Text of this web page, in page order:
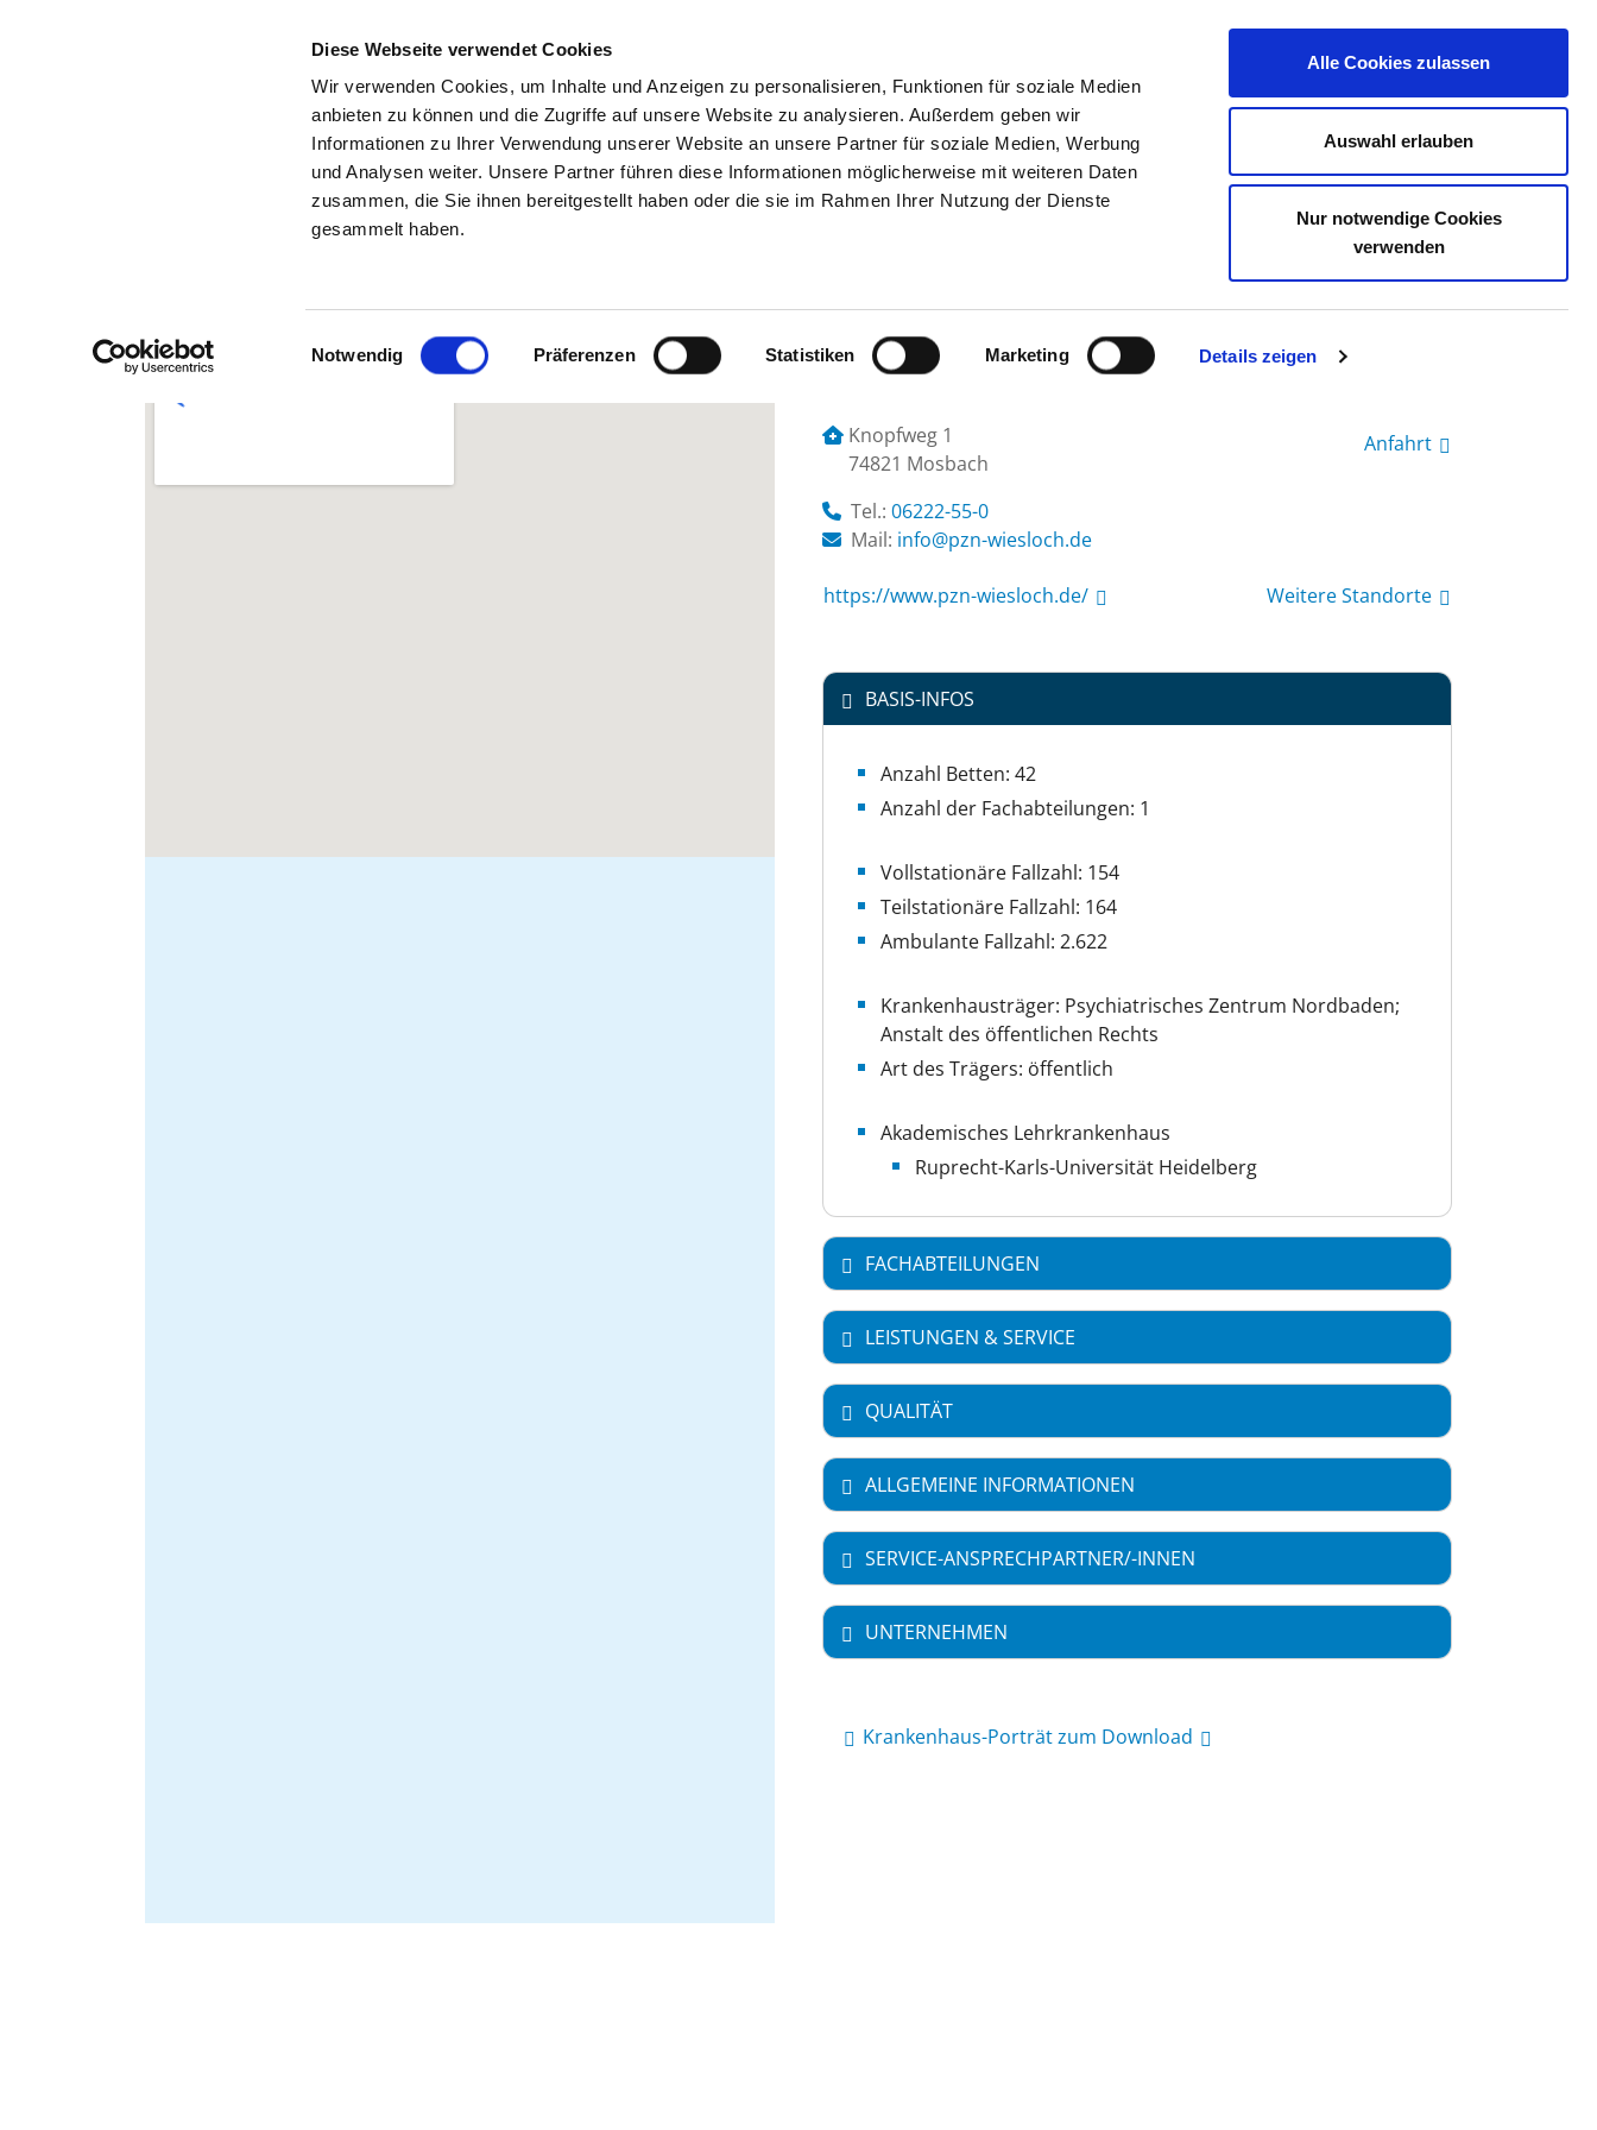
Diese Webseite verwendet Cookies
Wir verwenden Cookies, um Inhalte und Anzeigen zu personalisieren, Funktionen für soziale Medien
anbieten zu können und die Zugriffe auf unsere Website zu analysieren. Außerdem geben wir
Informationen zu Ihrer Verwendung unserer Website an unsere Partner für soziale Medien, Werbung
und Analysen weiter. Unsere Partner führen diese Informationen möglicherweise mit weiteren Daten
zusammen, die Sie ihnen bereitgestellt haben oder die sie im Rahmen Ihrer Nutzung der Dienste
gesammelt haben.
Einwilligungsauswahl
Notwendig Präferenzen Statistiken Marketing Details zeigen
Alle Cookies zulassen
Auswahl erlauben
Nur notwendige Cookies
verwenden
SUCHEN TIPPS & HILFE DAS DKV STELLENBÖRSE KONTAKT IHRE MEINUNG
Zurück zu den Suchergebnissen
ZENTRUM FÜR PSYCHISCHE GESUNDHEIT NECKAR-ODENWALD
Knopfweg 1
74821 Mosbach
Tel.: 06222-55-0
Mail: ed.hcolseiw-nzp@ofni
Anfahrt
https://www.pzn-wiesloch.de/ Weitere Standorte
BASIS-INFOS
Anzahl Betten: 42
Anzahl der Fachabteilungen: 1
Vollstationäre Fallzahl: 154
Teilstationäre Fallzahl: 164
Ambulante Fallzahl: 2.622
Krankenhausträger: Psychiatrisches Zentrum Nordbaden;
Anstalt des öffentlichen Rechts
Art des Trägers: öffentlich
Akademisches Lehrkrankenhaus
Ruprecht-Karls-Universität Heidelberg
FACHABTEILUNGEN
LEISTUNGEN & SERVICE
QUALITÄT
ALLGEMEINE INFORMATIONEN
SERVICE-ANSPRECHPARTNER/-INNEN
UNTERNEHMEN
Krankenhaus-Porträt zum Download